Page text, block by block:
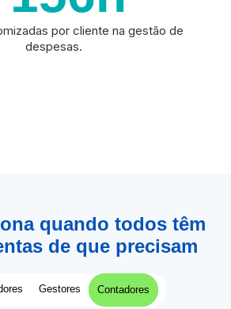
por cliente na gestão de
despesas.
quando todos têm
de que precisam
Gestores Contadores